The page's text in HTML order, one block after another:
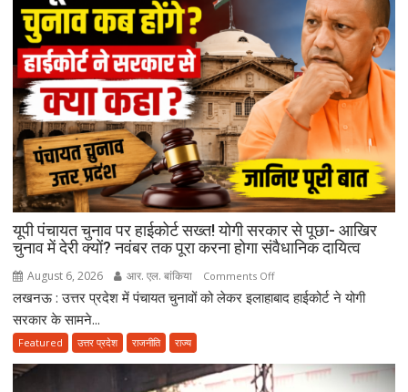
उमाशंकर
सिंह
को
याद
कर
भावुक
हुईं
मायावती,
बेटे
को
राजनीति
में
आगे
ऐलान
यूपी पंचायत चुनाव पर हाईकोर्ट सख्त! योगी सरकार से पूछा- आखिर
चुनाव में देरी क्यों? नवंबर तक पूरा करना होगा संवैधानिक दायित्व
August 6, 2026 आर. एल. बांकिया Comments Offon
यूपी
हाईकोर्ट
लखनऊ : उत्तर प्रदेश में पंचायत चुनावों को लेकर इलाहाबाद हाईकोर्ट ने योगी
सरकार के सामने...
Featured उत्तर प्रदेश राजनीति राज्य